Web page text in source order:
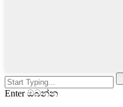
Enter ඔබන්න